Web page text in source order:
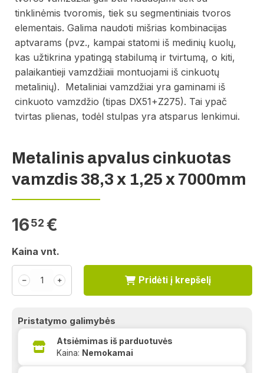
tinklinėmis tvoromis, tiek su segmentiniais tvoros
elementais. Galima naudoti mišrias kombinacijas
aptvarams (pvz., kampai statomi iš medinių kuolų,
kas užtikrina ypatingą stabilumą ir tvirtumą, o kiti,
palaikantieji vamzdžiaii montuojami iš cinkuotų
metalinių). Metaliniai vamzdžiai yra gaminami iš
cinkuoto vamzdžio (tipas DX51+Z275). Tai ypač
tvirtas plienas, todėl stulpas yra atsparus lenkimui.
Metalinis apvalus cinkuotas
vamzdis 38,3 x 1,25 x 7000mm
1652 €
Kaina vnt.
﹣ ﹢ Pridėti į krepšelį
Pristatymo galimybės
Atsiėmimas iš parduotuvės
Kaina: Nemokamai